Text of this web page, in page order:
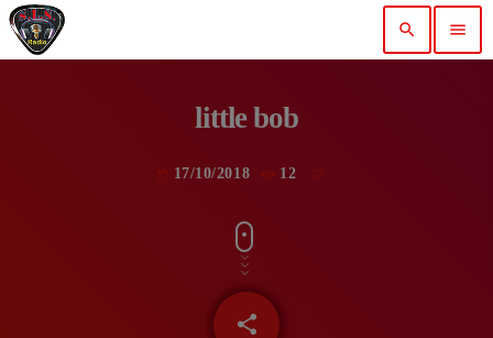
search menu
little bob
17/10/2018 12
share
email